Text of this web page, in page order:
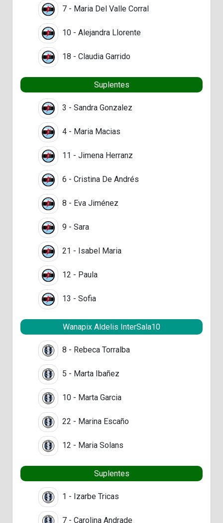
7 - Maria Del Valle Corral
10 - Alejandra Llorente
18 - Claudia Garrido
Suplentes
3 - Sandra Gonzalez
4 - Maria Macias
11 - Jimena Herranz
6 - Cristina De Andrés
8 - Eva Jiménez
9 - Sara
21 - Isabel Maria
12 - Paula
13 - Sofia
Wanapix Aldelis InterSala10
8 - Rebeca Torralba
5 - Marta Ibañez
10 - Marta Garcia
22 - Marina Escaño
12 - Maria Solans
Suplentes
1 - Izarbe Tricas
7 - Carolina Andrade